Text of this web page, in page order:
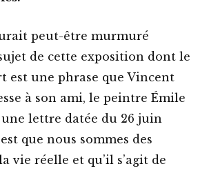
peut-être murmuré
de cette exposition dont le
est une phrase que Vincent
à son ami, le peintre Émile
lettre datée du 26 juin
que nous sommes des
vie réelle et qu’il s’agit de